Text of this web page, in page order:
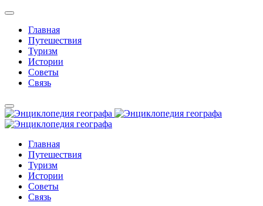
Главная
Путешествия
Туризм
Истории
Советы
Связь
Главная
Путешествия
Туризм
Истории
Советы
Связь